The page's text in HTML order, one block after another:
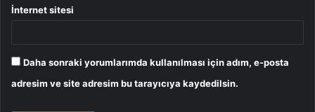
İnternet sitesi
Daha sonraki yorumlarımda kullanılması için adım, e-posta
adresim ve site adresim bu tarayıcıya kaydedilsin.